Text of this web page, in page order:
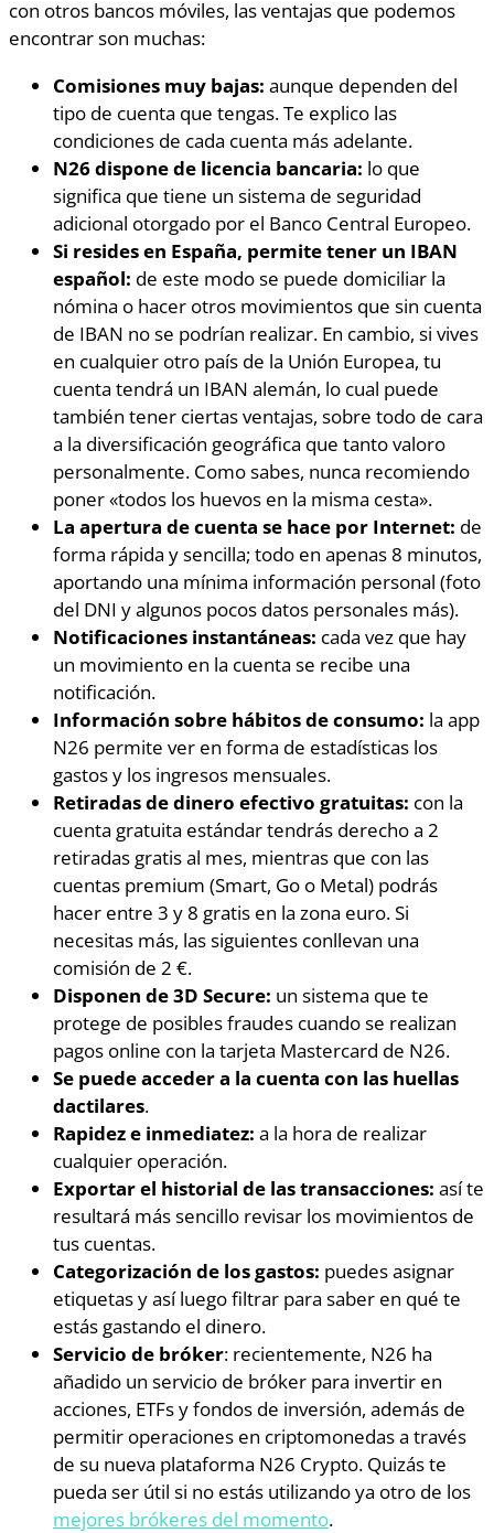
con otros bancos móviles, las ventajas que podemos
encontrar son muchas:
Comisiones muy bajas: aunque dependen del
tipo de cuenta que tengas. Te explico las
condiciones de cada cuenta más adelante.
N26 dispone de licencia bancaria: lo que
significa que tiene un sistema de seguridad
adicional otorgado por el Banco Central Europeo.
Si resides en España, permite tener un IBAN
español: de este modo se puede domiciliar la
nómina o hacer otros movimientos que sin cuenta
de IBAN no se podrían realizar. En cambio, si vives
en cualquier otro país de la Unión Europea, tu
cuenta tendrá un IBAN alemán, lo cual puede
también tener ciertas ventajas, sobre todo de cara
a la diversificación geográfica que tanto valoro
personalmente. Como sabes, nunca recomiendo
poner «todos los huevos en la misma cesta».
La apertura de cuenta se hace por Internet: de
forma rápida y sencilla; todo en apenas 8 minutos,
aportando una mínima información personal (foto
del DNI y algunos pocos datos personales más).
Notificaciones instantáneas: cada vez que hay
un movimiento en la cuenta se recibe una
notificación.
Información sobre hábitos de consumo: la app
N26 permite ver en forma de estadísticas los
gastos y los ingresos mensuales.
Retiradas de dinero efectivo gratuitas: con la
cuenta gratuita estándar tendrás derecho a 2
retiradas gratis al mes, mientras que con las
cuentas premium (Smart, Go o Metal) podrás
hacer entre 3 y 8 gratis en la zona euro. Si
necesitas más, las siguientes conllevan una
comisión de 2 €.
Disponen de 3D Secure: un sistema que te
protege de posibles fraudes cuando se realizan
pagos online con la tarjeta Mastercard de N26.
Se puede acceder a la cuenta con las huellas
dactilares.
Rapidez e inmediatez: a la hora de realizar
cualquier operación.
Exportar el historial de las transacciones: así te
resultará más sencillo revisar los movimientos de
tus cuentas.
Categorización de los gastos: puedes asignar
etiquetas y así luego filtrar para saber en qué te
estás gastando el dinero.
Servicio de bróker: recientemente, N26 ha
añadido un servicio de bróker para invertir en
acciones, ETFs y fondos de inversión, además de
permitir operaciones en criptomonedas a través
de su nueva plataforma N26 Crypto. Quizás te
pueda ser útil si no estás utilizando ya otro de los
mejores brókeres del momento.